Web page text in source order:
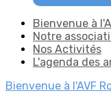
Bienvenue à
Notre
Nos Activités
L'agenda des
Bienvenue à l'AVF